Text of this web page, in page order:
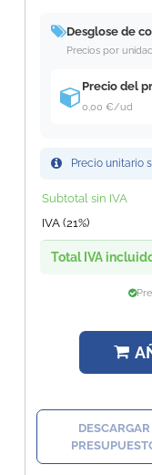
Desglose de
Precios por
Precio del
0,00 €/ud
Precio unitario
Subtotal sin IVA
IVA (21%)
Total IVA
DESCARGAR